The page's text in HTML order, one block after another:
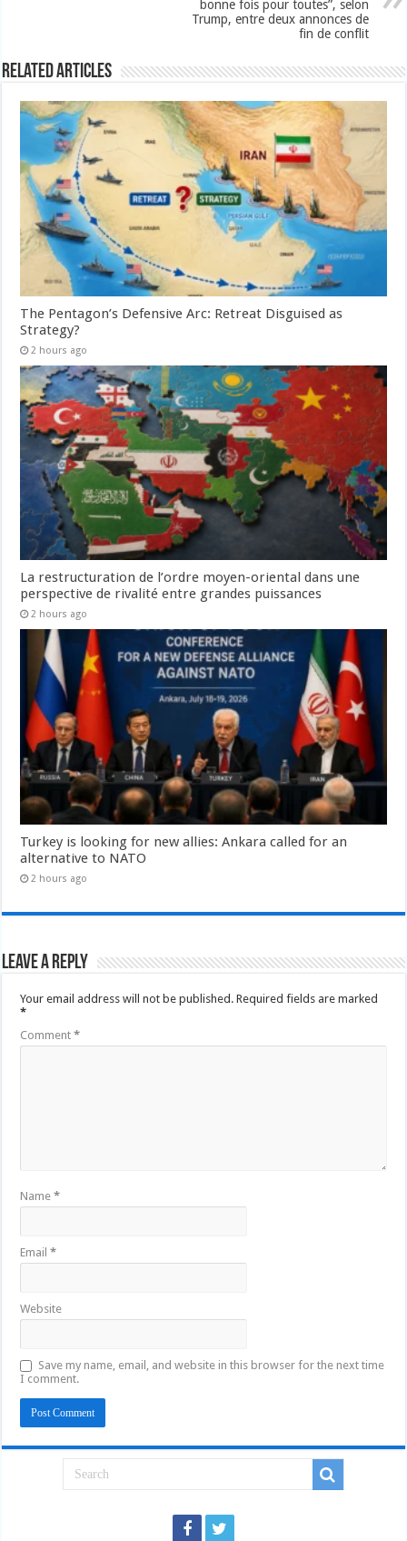
bonne fois pour toutes”, selon
Trump, entre deux annonces de
fin de conflit
Related Articles
The Pentagon’s Defensive Arc: Retreat Disguised as
Strategy?
2 hours ago
La restructuration de l’ordre moyen-oriental dans une
perspective de rivalité entre grandes puissances
2 hours ago
Turkey is looking for new allies: Ankara called for an
alternative to NATO
2 hours ago
Leave a Reply
Your email address will not be published. Required fields are marked
*
Comment*
Name*
Email*
Website
Save my name, email, and website in this browser for the next time
I comment.